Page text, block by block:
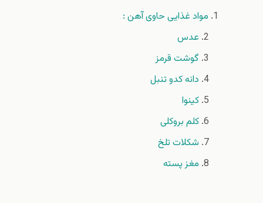
مواد غذایی حاوی آهن :
عدس
گوشت قرمز
دانه کدو تنبل
کینوا
کلم بروکلی
شکلات تلخ
مغز پسته